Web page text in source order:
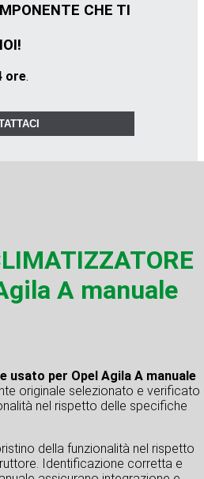
CHE TI
ore.
A manuale
usato per Opel Agila A manuale
originale selezionato e verificato
nel rispetto delle specifiche
della funzionalità nel rispetto
Identificazione corretta e